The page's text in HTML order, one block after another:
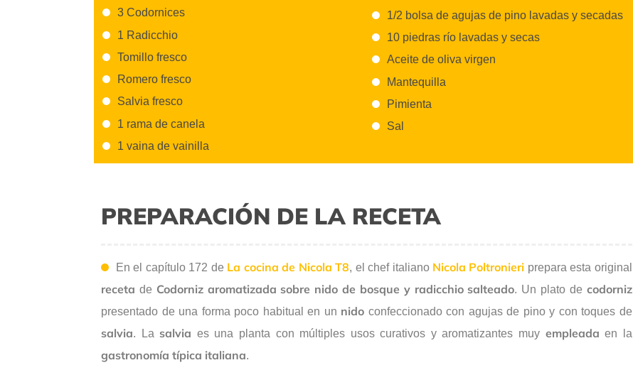
3 Codornices
1 Radicchio
Tomillo fresco
Romero fresco
Salvia fresco
1 rama de canela
1 vaina de vainilla
1/2 bolsa de agujas de pino lavadas y secadas
10 piedras río lavadas y secas
Aceite de oliva virgen
Mantequilla
Pimienta
Sal
PREPARACIÓN DE LA RECETA
En el capítulo 172 de La cocina de Nicola T8, el chef italiano Nicola Poltronieri prepara esta original
receta de Codorniz aromatizada sobre nido de bosque y radicchio salteado. Un plato de codorniz
presentado de una forma poco habitual en un nido confeccionado con agujas de pino y con toques de
salvia. La salvia es una planta con múltiples usos curativos y aromatizantes muy empleada en la
gastronomía típica italiana.